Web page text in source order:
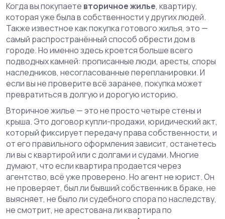
Когда вы покупаете вторичное жилье, квартиру,
которая уже была в собственности у других людей.
Также известное какпокупка готового жилья, это —
самый распространённый способ обрести дом в
городе. Но именно здесь кроется больше всего
подводных камней: прописанные люди, аресты, споры
наследников, несогласованные перепланировки. И
если вы не проверите всё заранее, покупка может
превратиться в долгую и дорогую историю.
Вторичное жилье — это не просто четыре стены и
крыша. Этодоговор купли-продажи, юридический акт,
который фиксирует передачу права собственности, и
от его правильного оформления зависит, останетесь
ли вы с квартирой или с долгами и судами. Многие
думают, что если квартира продается через
агентство, всё уже проверено. Но агент не юрист. Он
не проверяет, был ли бывший собственник в браке, не
выясняет, не было ли судебного спора по наследству,
не смотрит, не арестована ли квартира по